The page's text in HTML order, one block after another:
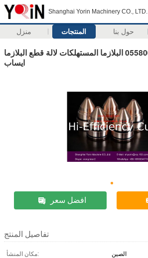
Shanghai Yorin Machinery CO., LTD.
منزل المنتجات حول بنا
فوهة 0558006036 البلازما المستهلكات لالة قطع البلازما PT 36
ايساب
افضل سعر
تفاصيل المنتج
مكان المنشأ:
الصين